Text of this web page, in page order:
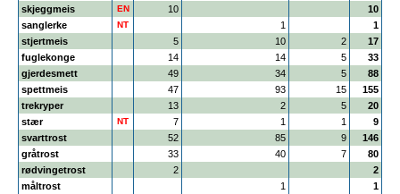
skjeggmeis
EN 10
10
sanglerke
NT 1
1
stjertmeis
5 10 2
17
fuglekonge
14 14 5
33
gjerdesmett
49 34 5
88
spettmeis
47 93 15
155
trekryper
13 2 5
20
stær
NT 7 1 1
9
svarttrost
52 85 9
146
gråtrost
33 40 7
80
rødvingetrost
2
2
måltrost
1
1